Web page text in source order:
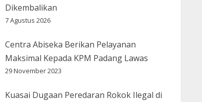
Dikembalikan
7 Agustus 2026
Centra Abiseka Berikan Pelayanan
Maksimal Kepada KPM Padang Lawas
29 November 2023
Kuasai Dugaan Peredaran Rokok Ilegal di